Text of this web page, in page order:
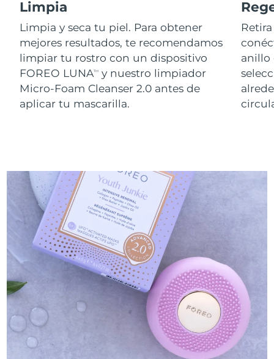
Limpia
Limpia y seca tu piel. Para obtener
mejores resultados, te recomendamos
limpiar tu rostro con un dispositivo
FOREO LUNATM
y nuestro limpiador
Micro-Foam Cleanser 2.0 antes de
aplicar tu mascarilla.
anillo